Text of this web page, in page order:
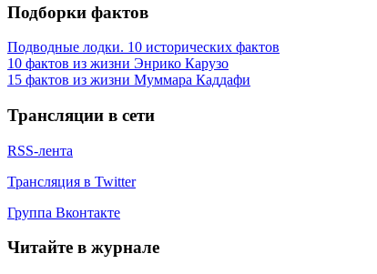
Подборки фактов
Подводные лодки. 10 исторических фактов
10 фактов из жизни Энрико Карузо
15 фактов из жизни Муммара Каддафи
Трансляции в сети
RSS-лента
Трансляция в Twitter
Группа Вконтакте
Читайте в журнале